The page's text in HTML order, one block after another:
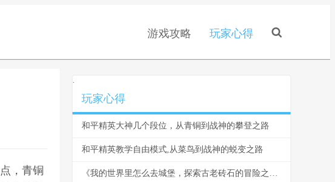
游戏攻略 玩家心得
，青铜
.
玩家心得
和平精英大神几个段位，从青铜到战神的攀登之路
和平精英教学自由模式,从菜鸟到战神的蜕变之路
《我的世界里怎么去城堡，探索古老砖石的冒险之旅》